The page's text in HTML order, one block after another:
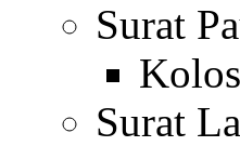
Surat
Surat